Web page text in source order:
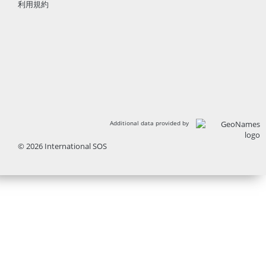
利用規約
Additional data provided by
© 2026 International SOS